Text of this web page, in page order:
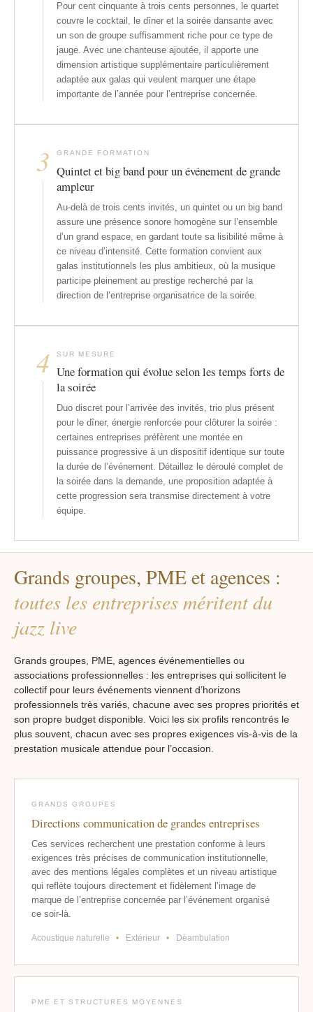
Pour cent cinquante à trois cents personnes, le quartet
couvre le cocktail, le dîner et la soirée dansante avec
un son de groupe suffisamment riche pour ce type de
jauge. Avec une chanteuse ajoutée, il apporte une
dimension artistique supplémentaire particulièrement
adaptée aux galas qui veulent marquer une étape
importante de l’année pour l’entreprise concernée.
3 GRANDE FORMATION
Quintet et big band pour un événement de grande
ampleur
Au-delà de trois cents invités, un quintet ou un big band
assure une présence sonore homogène sur l’ensemble
d’un grand espace, en gardant toute sa lisibilité même à
ce niveau d’intensité. Cette formation convient aux
galas institutionnels les plus ambitieux, où la musique
participe pleinement au prestige recherché par la
direction de l’entreprise organisatrice de la soirée.
4 SUR MESURE
Une formation qui évolue selon les temps forts de
la soirée
Duo discret pour l’arrivée des invités, trio plus présent
pour le dîner, énergie renforcée pour clôturer la soirée :
certaines entreprises préfèrent une montée en
puissance progressive à un dispositif identique sur toute
la durée de l’événement. Détaillez le déroulé complet de
la soirée dans la demande, une proposition adaptée à
cette progression sera transmise directement à votre
équipe.
Grands groupes, PME et agences :
toutes les entreprises méritent du
jazz live
Grands groupes, PME, agences événementielles ou
associations professionnelles : les entreprises qui sollicitent le
collectif pour leurs événements viennent d’horizons
professionnels très variés, chacune avec ses propres priorités et
son propre budget disponible. Voici les six profils rencontrés le
plus souvent, chacun avec ses propres exigences vis-à-vis de la
prestation musicale attendue pour l’occasion.
GRANDS GROUPES
Directions communication de grandes entreprises
Ces services recherchent une prestation conforme à leurs
exigences très précises de communication institutionnelle,
avec des mentions légales complètes et un niveau artistique
qui reflète toujours directement et fidèlement l’image de
marque de l’entreprise concernée par l’événement organisé
ce soir-là.
Acoustique naturelle • Extérieur • Déambulation
PME ET STRUCTURES MOYENNES